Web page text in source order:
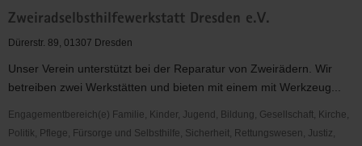
soziale
Betreuung
Pflegebedürftigen
in
der
stationären
Zweiradselbsthilfewerkstatt Dresden e.V.
Dürerstr. 89, 01307 Dresden
Unser Verein unterstützt bei der Reparatur von Zweirädern. Wir
betreiben zwei Werkstätten und bieten mit einem mit Werkzeug...
Engagementbereich(e) Familie, Kinder, Jugend, Bildung, Gesellschaft, Kirche,
Politik, Pflege, Fürsorge und Selbsthilfe, Sicherheit, Rettungswesen, Justiz,